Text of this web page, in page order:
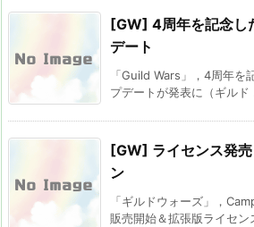
[GW] 4周年を記念し
デート
「Guild Wars」，4周年を
プデートが発表に（ギルド
[GW] ライセンス発
ン
「ギルドウォーズ」，
販売開始＆拡張版ライセン